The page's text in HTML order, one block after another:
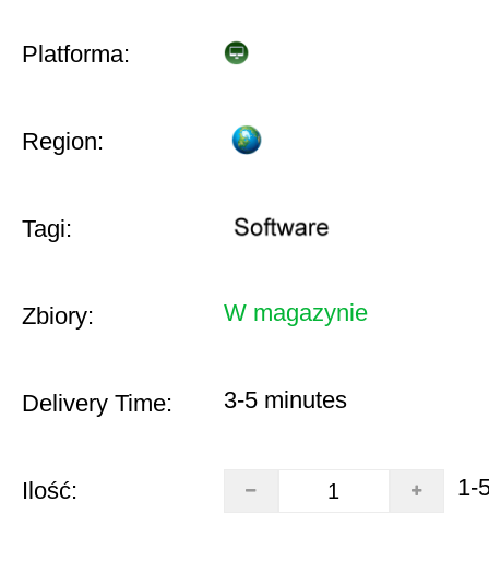
Platforma:
Region:
Tagi:
Zbiory: W magazynie
Delivery Time: 3-5 minutes
Ilość: 1-